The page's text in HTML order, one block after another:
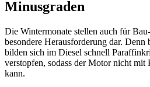
Minusgraden
Die Wintermonate stellen auch für
besondere Herausforderung dar. Denn
bilden sich im Diesel schnell
verstopfen, sodass der Motor nicht
kann.